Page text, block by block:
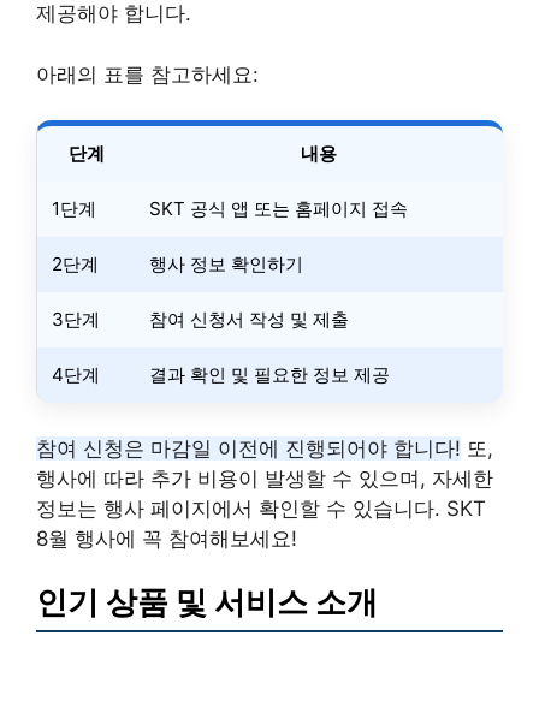
제공해야 합니다.
아래의 표를 참고하세요:
단계 내용
1단계 SKT 공식 앱 또는 홈페이지 접속
2단계 행사 정보 확인하기
3단계 참여 신청서 작성 및 제출
4단계 결과 확인 및 필요한 정보 제공
참여 신청은 마감일 이전에 진행되어야 합니다! 또,
행사에 따라 추가 비용이 발생할 수 있으며, 자세한
정보는 행사 페이지에서 확인할 수 있습니다. SKT
8월 행사에 꼭 참여해보세요!
인기 상품 및 서비스 소개